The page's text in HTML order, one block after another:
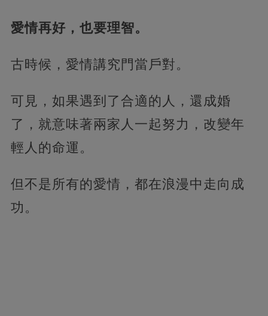
愛情再好，也要理智。
古時候，愛情講究門當戶對。
可見，如果遇到了合適的人，還成婚
了，就意味著兩家人一起努力，改變年
輕人的命運。
但不是所有的愛情，都在浪漫中走向成
功。